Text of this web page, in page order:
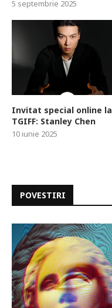
5 septembrie 2025
Invitat special online la
TGIFF: Stanley Chen
10 iunie 2025
POVESTIRI